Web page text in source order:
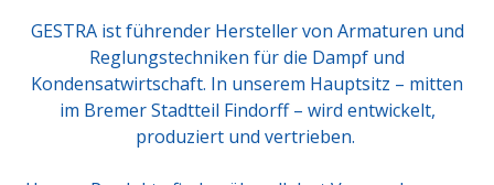
GESTRA ist führender Hersteller von Armaturen und
Reglungstechniken für die Dampf und
Kondensatwirtschaft. In unserem Hauptsitz – mitten
im Bremer Stadtteil Findorff – wird entwickelt,
produziert und vertrieben.